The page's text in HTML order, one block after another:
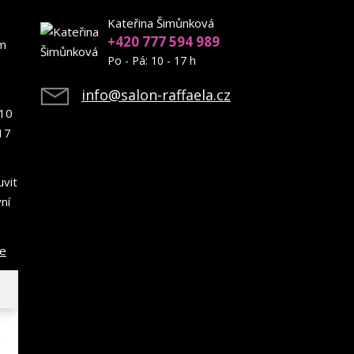
10
Kateřina Šimůnková
+420 777 594 989
Po - Pá: 10 - 17 h
info@salon-raffaela.cz